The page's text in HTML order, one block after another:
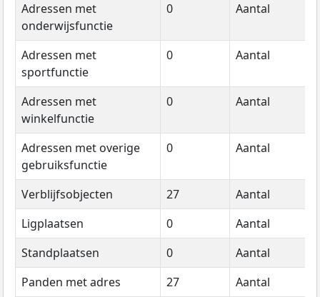
Adressen met
onderwijsfunctie
0 Aantal
Adressen met
sportfunctie
0 Aantal
Adressen met
winkelfunctie
0 Aantal
Adressen met overige
gebruiksfunctie
0 Aantal
Verblijfsobjecten 27 Aantal
Ligplaatsen
0 Aantal
Standplaatsen
0 Aantal
Panden met adres
27 Aantal